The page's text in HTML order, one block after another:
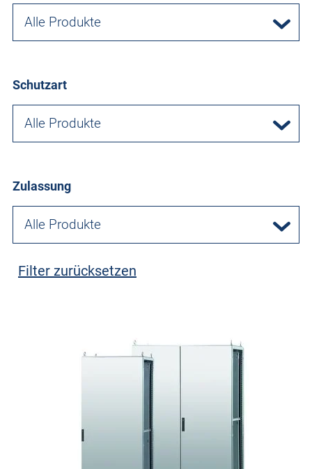
Alle Produkte
Schutzart
Alle Produkte
Zulassung
Alle Produkte
Filter zurücksetzen